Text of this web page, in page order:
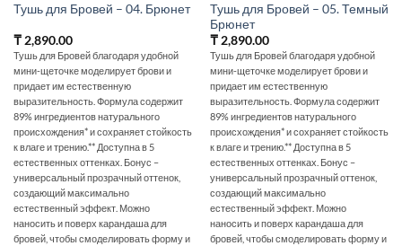
Тушь для Бровей – 04. Брюнет
₸2,890.00
Тушь для Бровей благодаря удобной
мини-щеточке моделирует брови и
придает им естественную
выразительность. Формула содержит
89% ингредиентов натурального
происхождения* и сохраняет стойкость
к влаге и трению.** Доступна в 5
естественных оттенках. Бонус –
универсальный прозрачный оттенок,
создающий максимально
естественный эффект. Можно
наносить и поверх карандаша для
бровей, чтобы смоделировать форму и
Тушь для Бровей – 05. Темный
Брюнет
₸2,890.00
Тушь для Бровей благодаря удобной
мини-щеточке моделирует брови и
придает им естественную
выразительность. Формула содержит
89% ингредиентов натурального
происхождения* и сохраняет стойкость
к влаге и трению.** Доступна в 5
естественных оттенках. Бонус –
универсальный прозрачный оттенок,
создающий максимально
естественный эффект. Можно
наносить и поверх карандаша для
бровей, чтобы смоделировать форму и